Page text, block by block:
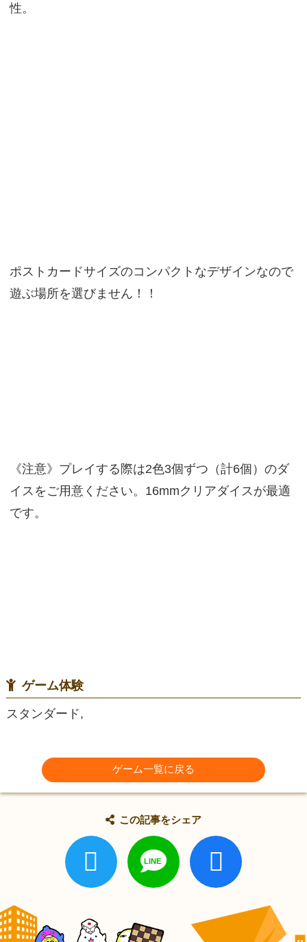
性。
ポストカードサイズのコンパクトなデザインなので
遊ぶ場所を選びません！！
《注意》プレイする際は2色3個ずつ（計6個）のダ
イスをご用意ください。16mmクリアダイスが最適
です。
ゲーム体験
スタンダード,
ゲーム一覧に戻る
この記事をシェア